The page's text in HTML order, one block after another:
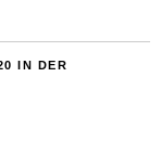
IN DER